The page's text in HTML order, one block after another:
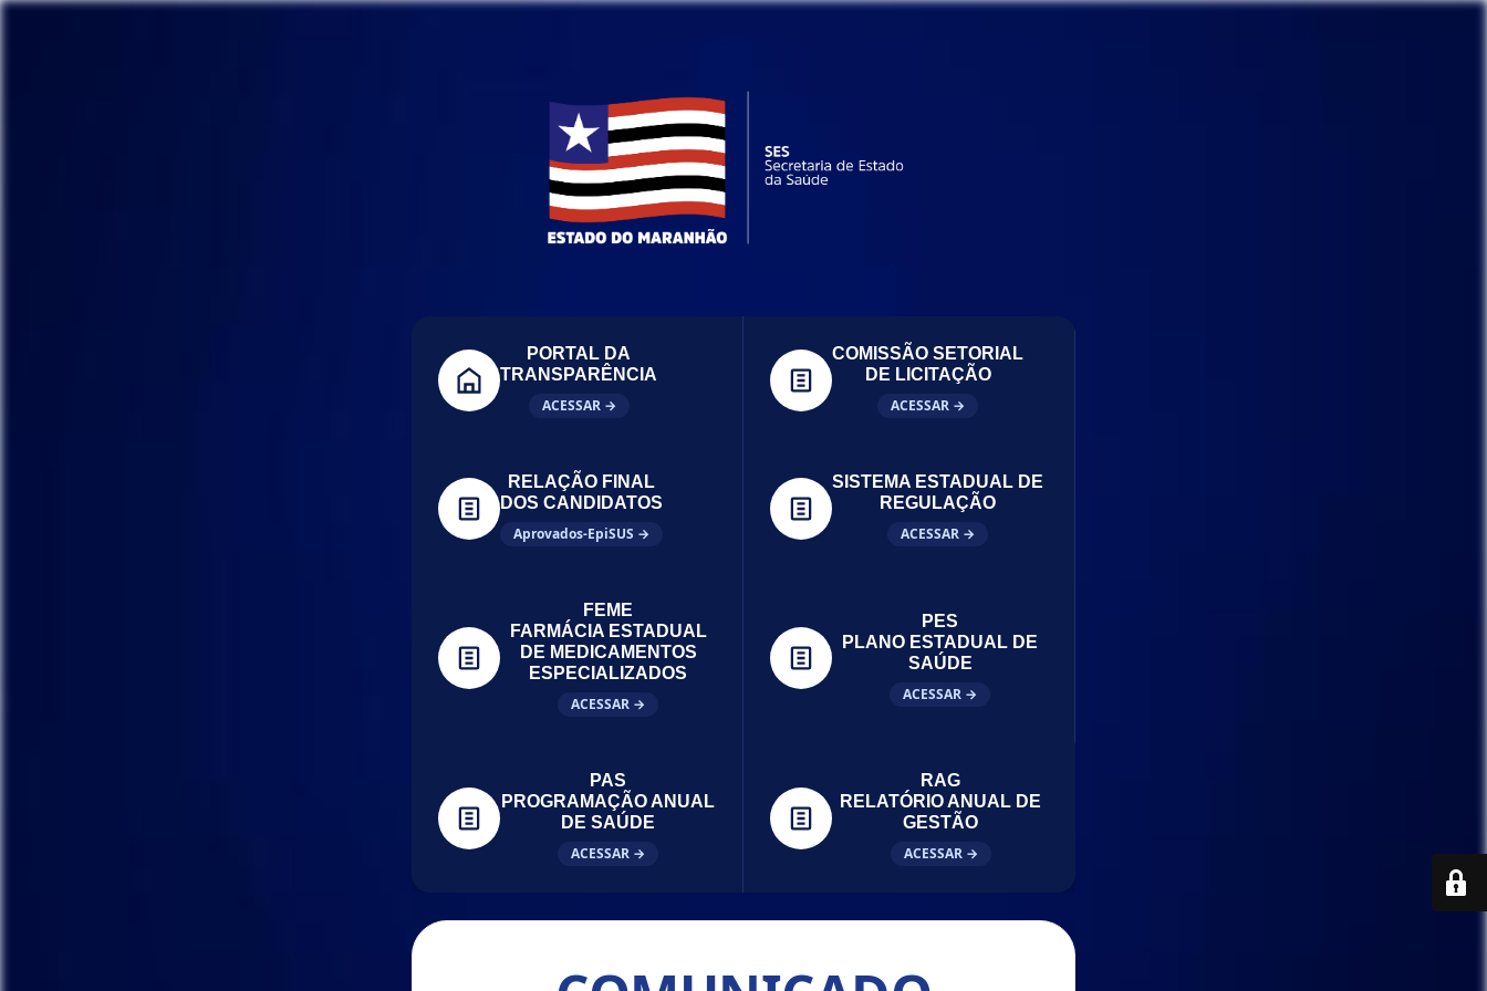
PORTAL DA
TRANSPARÊNCIA
ACESSAR →
COMISSÃO SETORIAL
DE LICITAÇÃO
ACESSAR →
RELAÇÃO FINAL
DOS CANDIDATOS
Aprovados-EpiSUS →
SISTEMA ESTADUAL DE
REGULAÇÃO
ACESSAR →
FEME
FARMÁCIA ESTADUAL
DE MEDICAMENTOS
ESPECIALIZADOS
ACESSAR →
PES
PLANO ESTADUAL DE
SAÚDE
ACESSAR →
PAS
PROGRAMAÇÃO ANUAL
DE SAÚDE
ACESSAR →
RAG
RELATÓRIO ANUAL DE
GESTÃO
ACESSAR →